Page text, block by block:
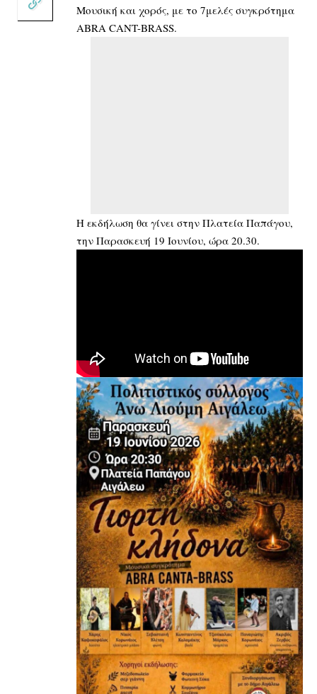
Μουσική και χορός, με το 7μελές συγκρότημα
ABRA CANT-BRASS.
Η εκδήλωση θα γίνει στην Πλατεία Παπάγου,
την Παρασκευή 19 Ιουνίου, ώρα 20.30.